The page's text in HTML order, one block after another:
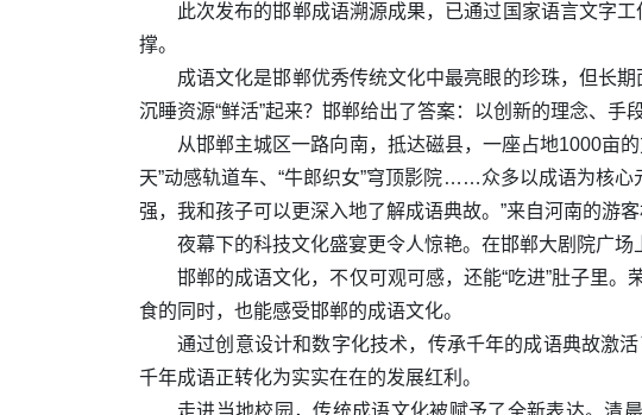
此次发布的邯郸成语溯源成果，已通过国家语言文字
撑。
成语文化是邯郸优秀传统文化中最亮眼的珍珠，但长
沉睡资源“鲜活”起来？邯郸给出了答案：以创新的理念、
从邯郸主城区一路向南，抵达磁县，一座占地1000亩
天”动感轨道车、“牛郎织女”穹顶影院……众多以成语为核
强，我和孩子可以更深入地了解成语典故。”来自河南的游
夜幕下的科技文化盛宴更令人惊艳。在邯郸大剧院广
邯郸的成语文化，不仅可观可感，还能“吃进”肚子里。
食的同时，也能感受邯郸的成语文化。
通过创意设计和数字化技术，传承千年的成语典故激
千年成语正转化为实实在在的发展红利。
走进当地校园，传统成语文化被赋予了全新表达。清